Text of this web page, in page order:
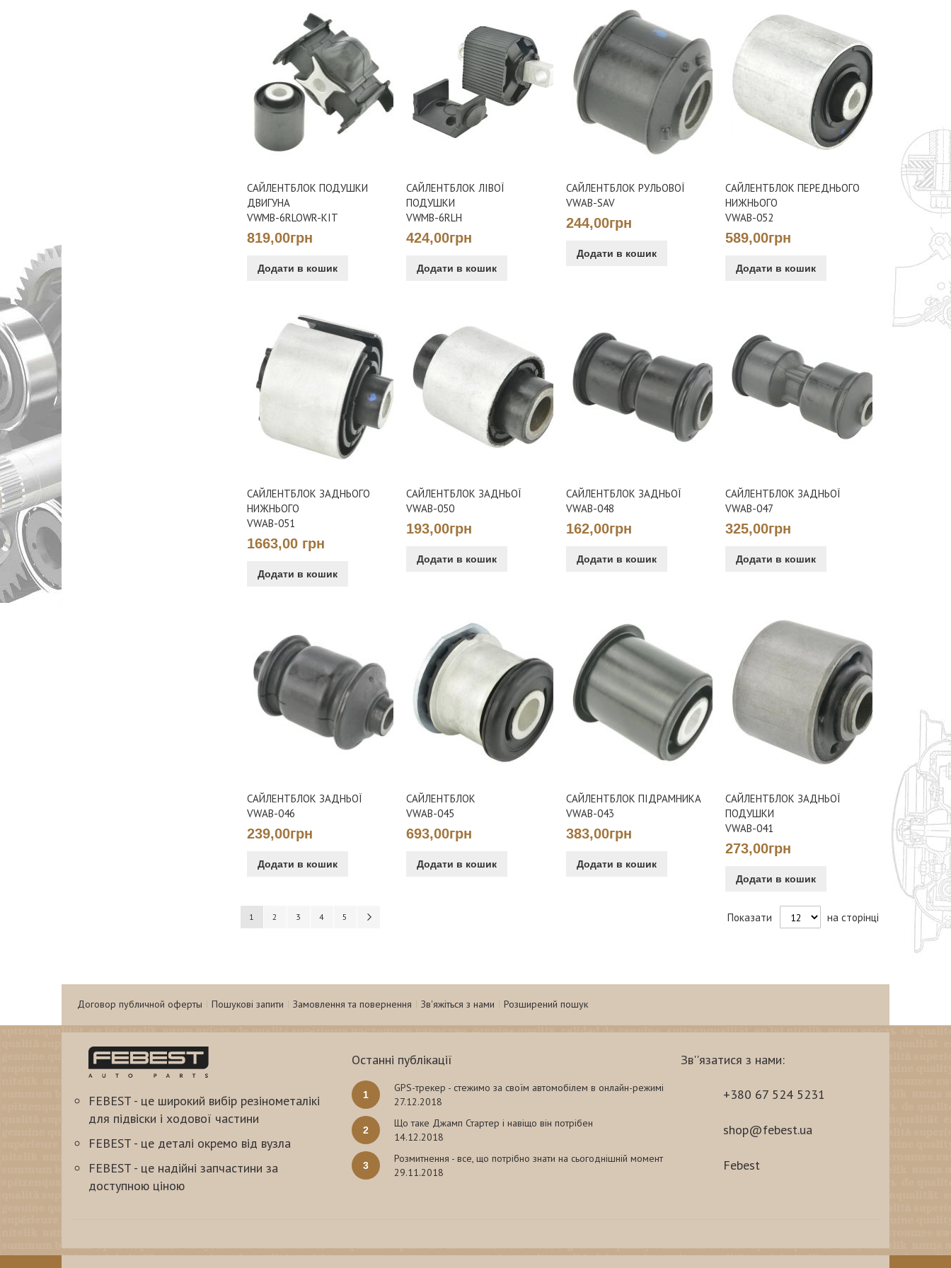
САЙЛЕНТБЛОК ПОДУШКИ
ДВИГУНА
VWMB-6RLOWR-KIT
819,00грн
Додати в кошик
САЙЛЕНТБЛОК ЛІВОЇ
ПОДУШКИ
VWMB-6RLH
424,00грн
Додати в кошик
САЙЛЕНТБЛОК РУЛЬОВОЇ
VWAB-SAV
244,00грн
Додати в кошик
САЙЛЕНТБЛОК ПЕРЕДНЬОГО
НИЖНЬОГО
VWAB-052
589,00грн
Додати в кошик
САЙЛЕНТБЛОК ЗАДНЬОГО
НИЖНЬОГО
VWAB-051
1663,00 грн
Додати в кошик
САЙЛЕНТБЛОК ЗАДНЬОЇ
VWAB-050
193,00грн
Додати в кошик
САЙЛЕНТБЛОК ЗАДНЬОЇ
VWAB-048
162,00грн
Додати в кошик
САЙЛЕНТБЛОК ЗАДНЬОЇ
VWAB-047
325,00грн
Додати в кошик
САЙЛЕНТБЛОК ЗАДНЬОЇ
VWAB-046
239,00грн
Додати в кошик
САЙЛЕНТБЛОК
VWAB-045
693,00грн
Додати в кошик
САЙЛЕНТБЛОК ПІДРАМНИКА
VWAB-043
383,00грн
Додати в кошик
САЙЛЕНТБЛОК ЗАДНЬОЇ
ПОДУШКИ
VWAB-041
273,00грн
Додати в кошик
Сторінка
You're currently reading page
1 Сторінка
2 Сторінка
3 Сторінка
4 Сторінка
5 Показати на сторінці
Договор публичной оферты Пошукові запити Замовлення та повернення Зв'яжіться з нами Розширений пошук
FEBEST - це широкий вибір резінометалікі
для підвіски і ходової частини
FEBEST - це деталі окремо від вузла
FEBEST - це надійні запчастини за
доступною ціною
Останні публікації
1
GPS-трекер - стежимо за своїм автомобілем в онлайн-режимі
27.12.2018
2
Що таке Джамп Стартер і навіщо він потрібен
14.12.2018
3
Розмитнення - все, що потрібно знати на сьогоднішній момент
29.11.2018
Зв''язатися з нами:
+380 67 524 5231
shop@febest.ua
Febest